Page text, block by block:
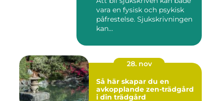
vara en fysisk och psykisk
påfrestelse. Sjukskrivningen
kan...
28. nov
Så här skapar du en
avkopplande zen-trädgård
i din trädgård